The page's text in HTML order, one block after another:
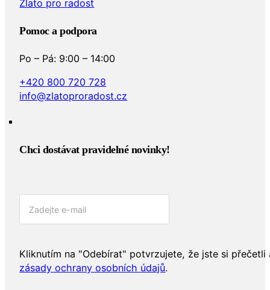
Zlato pro radost
Pomoc a podpora
Po – Pá: 9:00 – 14:00
+420 800 720 728
info@zlatoproradost.cz
Chci dostávat pravidelné novinky!​
Kliknutím na "Odebírat" potvrzujete, že jste si přečetli
zásady ochrany osobních údajů.